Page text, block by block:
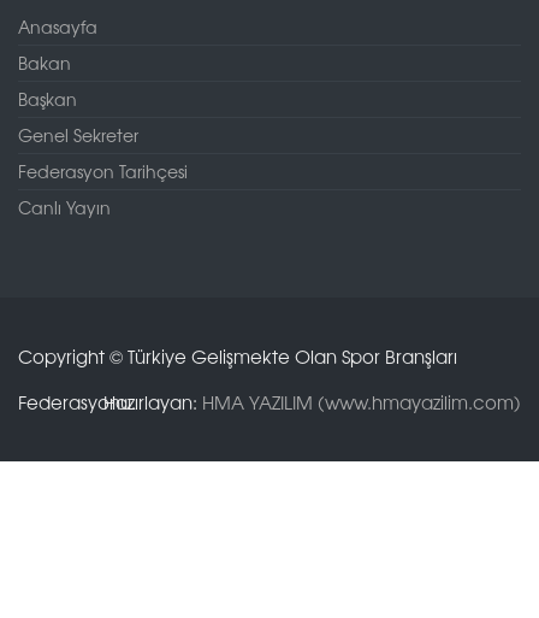
Anasayfa
Bakan
Başkan
Genel Sekreter
Federasyon Tarihçesi
Canlı Yayın
Copyright © Türkiye Gelişmekte Olan Spor Branşları
Federasyonu.Hazırlayan: HMA YAZILIM (www.hmayazilim.com)